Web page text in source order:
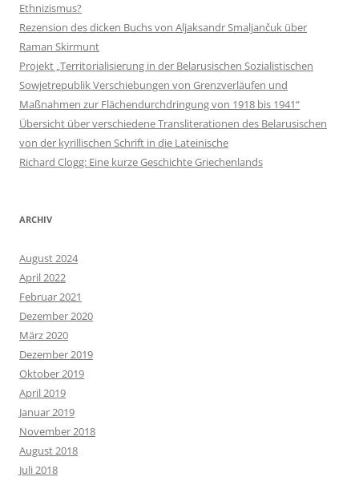
Ethnizismus?
Rezension des dicken Buchs von Aljaksandr Smaljančuk über
Raman Skirmunt
Projekt „Territorialisierung in der Belarusischen Sozialistischen
Sowjetrepublik Verschiebungen von Grenzverläufen und
Maßnahmen zur Flächendurchdringung von 1918 bis 1941“
Übersicht über verschiedene Transliterationen des Belarusischen
von der kyrillischen Schrift in die Lateinische
Richard Clogg: Eine kurze Geschichte Griechenlands
ARCHIV
August 2024
April 2022
Februar 2021
Dezember 2020
März 2020
Dezember 2019
Oktober 2019
April 2019
Januar 2019
November 2018
August 2018
Juli 2018